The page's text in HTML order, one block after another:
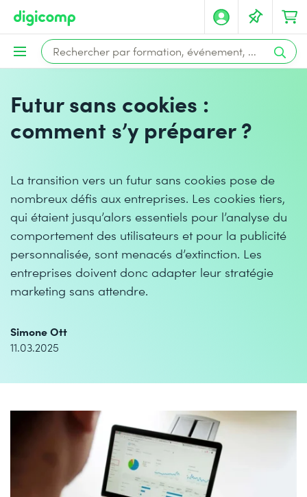
Futur sans cookies :
comment s’y préparer ?
La transition vers un futur sans cookies pose de
nombreux défis aux entreprises. Les cookies tiers,
qui étaient jusqu’alors essentiels pour l’analyse du
comportement des utilisateurs et pour la publicité
personnalisée, sont menacés d’extinction. Les
entreprises doivent donc adapter leur stratégie
marketing sans attendre.
Simone Ott
11.03.2025